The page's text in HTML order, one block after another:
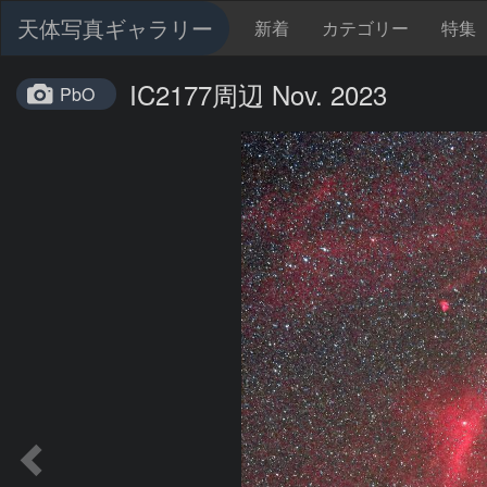
天体写真ギャラリー 新着 カテゴリー 特集
PbO IC2177周辺 Nov. 2023